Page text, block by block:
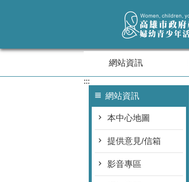
網站資訊
:::
網站資訊
本中心地圖
提供意見/信箱
影音專區